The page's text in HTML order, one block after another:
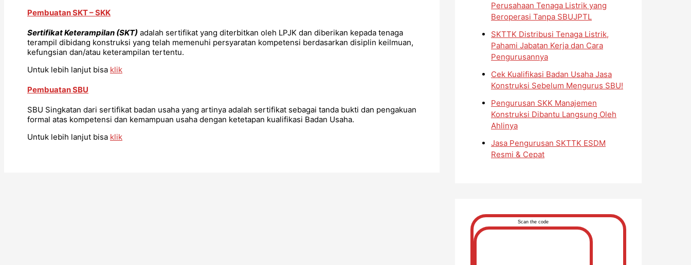
Pembuatan SKT – SKK
Sertifikat Keterampilan (SKT) adalah sertifikat yang diterbitkan oleh LPJK dan diberikan kepada tenaga
terampil dibidang konstruksi yang telah memenuhi persyaratan kompetensi berdasarkan disiplin keilmuan,
kefungsian dan/atau keterampilan tertentu.
Untuk lebih lanjut bisa klik
Pembuatan SBU
SBU Singkatan dari sertifikat badan usaha yang artinya adalah sertifikat sebagai tanda bukti dan pengakuan
formal atas kompetensi dan kemampuan usaha dengan ketetapan kualifikasi Badan Usaha.
Untuk lebih lanjut bisa klik
Perusahaan Tenaga Listrik yang
Beroperasi Tanpa SBUJPTL
SKTTK Distribusi Tenaga Listrik,
Pahami Jabatan Kerja dan Cara
Pengurusannya
Cek Kualifikasi Badan Usaha Jasa
Konstruksi Sebelum Mengurus SBU!
Pengurusan SKK Manajemen
Konstruksi Dibantu Langsung Oleh
Ahlinya
Jasa Pengurusan SKTTK ESDM
Resmi & Cepat
Scan the code